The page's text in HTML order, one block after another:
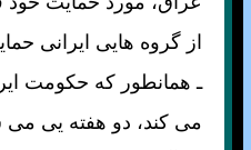
از گروه هايی ايرانی
ـ همانطور که حکومت
می کند، دو هفته يی